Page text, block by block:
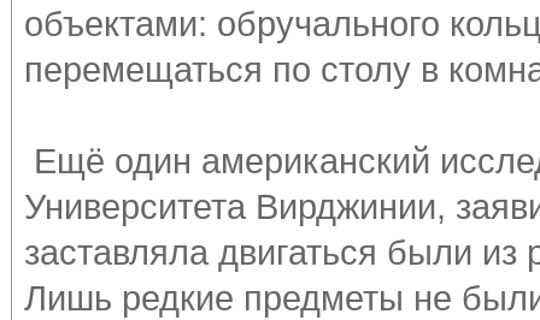
объектами: обручального
перемещаться по столу в
Ещё один американский
Университета Вирджинии,
заставляла двигаться были
Лишь редкие предметы не